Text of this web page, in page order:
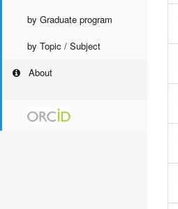
by Graduate program
by Topic / Subject
About